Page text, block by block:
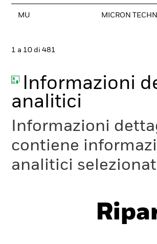
MU MICRON
1 a 10 di 481
Informazioni
analitici
Informazioni
contiene
analitici